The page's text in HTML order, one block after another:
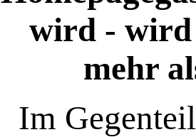
wird - wird
mehr
Im